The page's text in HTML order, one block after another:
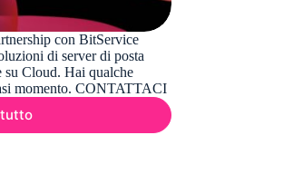
con BitService
di server di posta
su Cloud. Hai qualche
momento. CONTATTACI
Exchange